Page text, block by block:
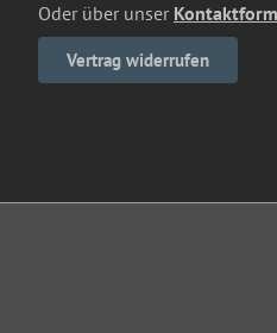
Oder über unser
Vertrag widerrufen